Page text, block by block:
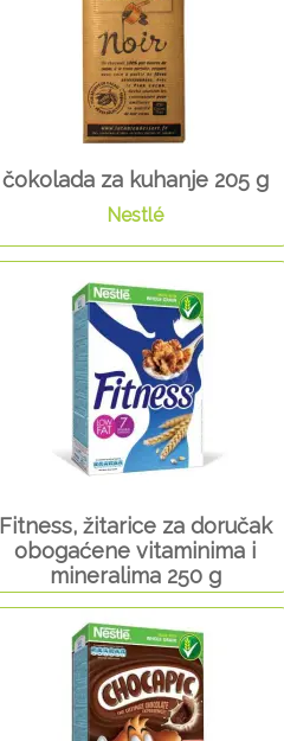
čokolada za kuhanje 205 g
Nestlé
Fitness, žitarice za doručak
obogaćene vitaminima i
mineralima 250 g
Nestlé